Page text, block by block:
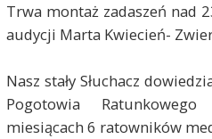
Trwa montaż zadaszeń nad
audycji Marta Kwiecień-
Nasz stały Słuchacz
Pogotowia
miesiącach 6 ratowników